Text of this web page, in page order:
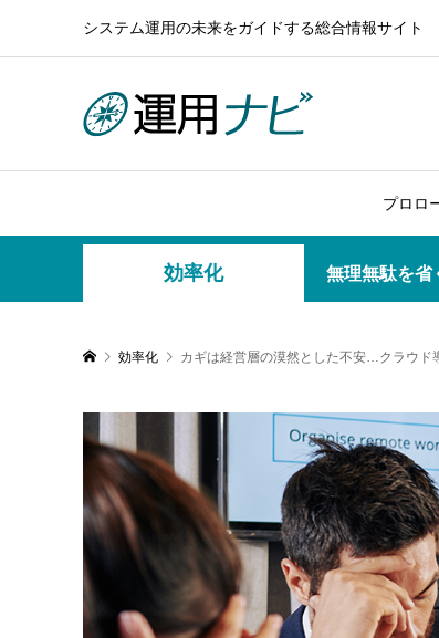
システム運用の未来をガイドする総合情報サイト
プロロ
効率化 無理無駄を省
効率化 カギは経営層の漠然とした不安…クラウド